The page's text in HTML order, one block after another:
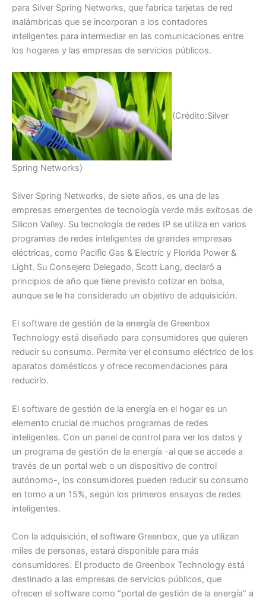
para Silver Spring Networks, que fabrica tarjetas de red
inalámbricas que se incorporan a los contadores
inteligentes para intermediar en las comunicaciones entre
los hogares y las empresas de servicios públicos.
(Crédito:Silver
Spring Networks)
Silver Spring Networks, de siete años, es una de las
empresas emergentes de tecnología verde más exitosas de
Silicon Valley. Su tecnología de redes IP se utiliza en varios
programas de redes inteligentes de grandes empresas
eléctricas, como Pacific Gas & Electric y Florida Power &
Light. Su Consejero Delegado, Scott Lang, declaró a
principios de año que tiene previsto cotizar en bolsa,
aunque se le ha considerado un objetivo de adquisición.
El software de gestión de la energía de Greenbox
Technology está diseñado para consumidores que quieren
reducir su consumo. Permite ver el consumo eléctrico de los
aparatos domésticos y ofrece recomendaciones para
reducirlo.
El software de gestión de la energía en el hogar es un
elemento crucial de muchos programas de redes
inteligentes. Con un panel de control para ver los datos y
un programa de gestión de la energía -al que se accede a
través de un portal web o un dispositivo de control
autónomo-, los consumidores pueden reducir su consumo
en torno a un 15%, según los primeros ensayos de redes
inteligentes.
Con la adquisición, el software Greenbox, que ya utilizan
miles de personas, estará disponible para más
consumidores. El producto de Greenbox Technology está
destinado a las empresas de servicios públicos, que
ofrecen el software como “portal de gestión de la energía” a